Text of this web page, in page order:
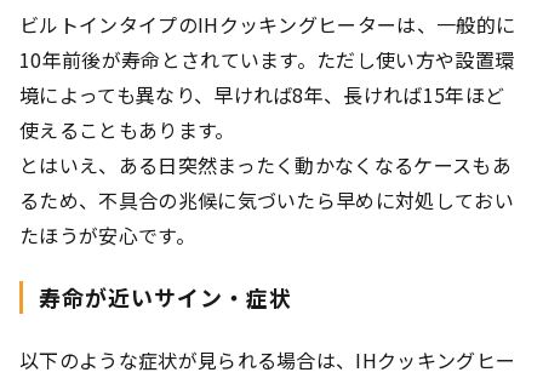
ビルトインタイプのIHクッキングヒーターは、一般的に
10年前後が寿命とされています。ただし使い方や設置環
境によっても異なり、早ければ8年、長ければ15年ほど
使えることもあります。
とはいえ、ある日突然まったく動かなくなるケースもあ
るため、不具合の兆候に気づいたら早めに対処しておい
たほうが安心です。
寿命が近いサイン・症状
以下のような症状が見られる場合は、IHクッキングヒー